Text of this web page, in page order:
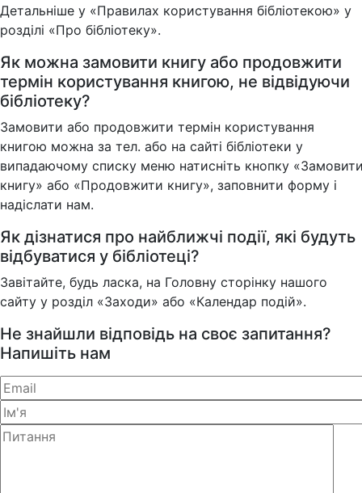
Детальніше у «Правилах користування бібліотекою» у
розділі «Про бібліотеку».
Як можна замовити книгу або продовжити
термін користування книгою, не відвідуючи
бібліотеку?
Замовити або продовжити термін користування
книгою можна за тел. або на сайті бібліотеки у
випадаючому списку меню натисніть кнопку
книгу» або «Продовжити книгу», заповнити форму і
надіслати нам.
Як дізнатися про найближчі події, які будуть
відбуватися у бібліотеці?
Завітайте, будь ласка, на Головну сторінку нашого
сайту у розділ «Заходи» або «Календар подій».
Не знайшли відповідь на своє запитання?
Напишіть нам